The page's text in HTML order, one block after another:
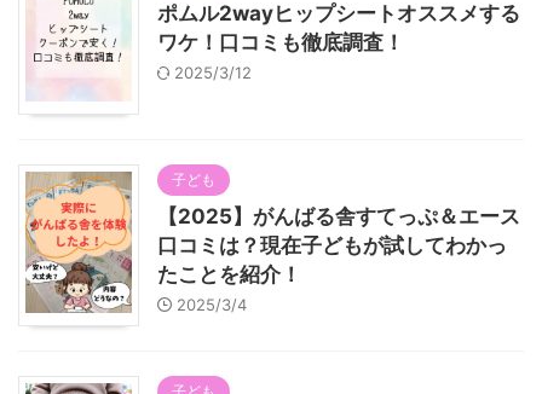
ポムル2wayヒップシートオススメする
ワケ！口コミも徹底調査！
2025/3/12
子ども
【2025】がんばる舎すてっぷ＆エース
口コミは？現在子どもが試してわかっ
たことを紹介！
2025/3/4